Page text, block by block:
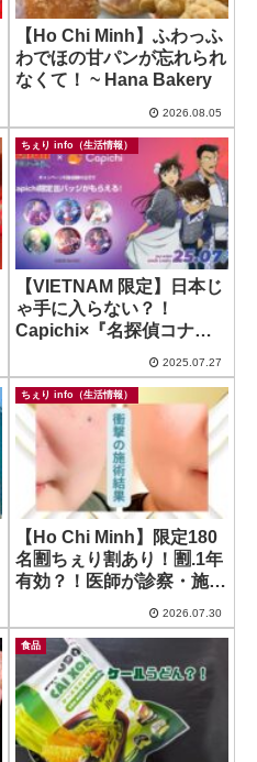
【Ho Chi Minh】ふわっふ
わでほの甘パンが忘れられ
なくて！ ~ Hana Bakery
2026.08.05
ちぇり info（生活情報）
【VIETNAM 限定】日本じ
ゃ手に入らない？！
Capichi×『名探偵コナン
缶バッジ、コンプリートし
たよ！
2025.07.27
ちぇり info（生活情報）
【Ho Chi Minh】限定180
名🈹ちぇり割あり！🈹.1年
有効？！医師が診察・施術
~ ROSEREVE
2026.07.30
食品